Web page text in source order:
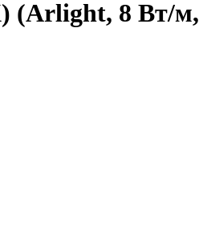
(Arlight, 8 Вт/м,